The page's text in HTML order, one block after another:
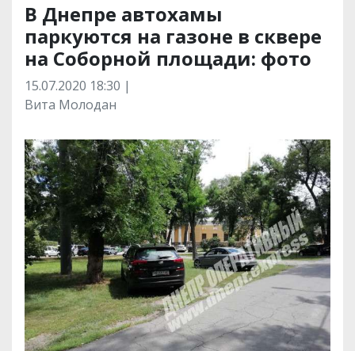
В Днепре автохамы
паркуются на газоне в сквере
на Соборной площади: фото
15.07.2020 18:30 |
Вита Молодан